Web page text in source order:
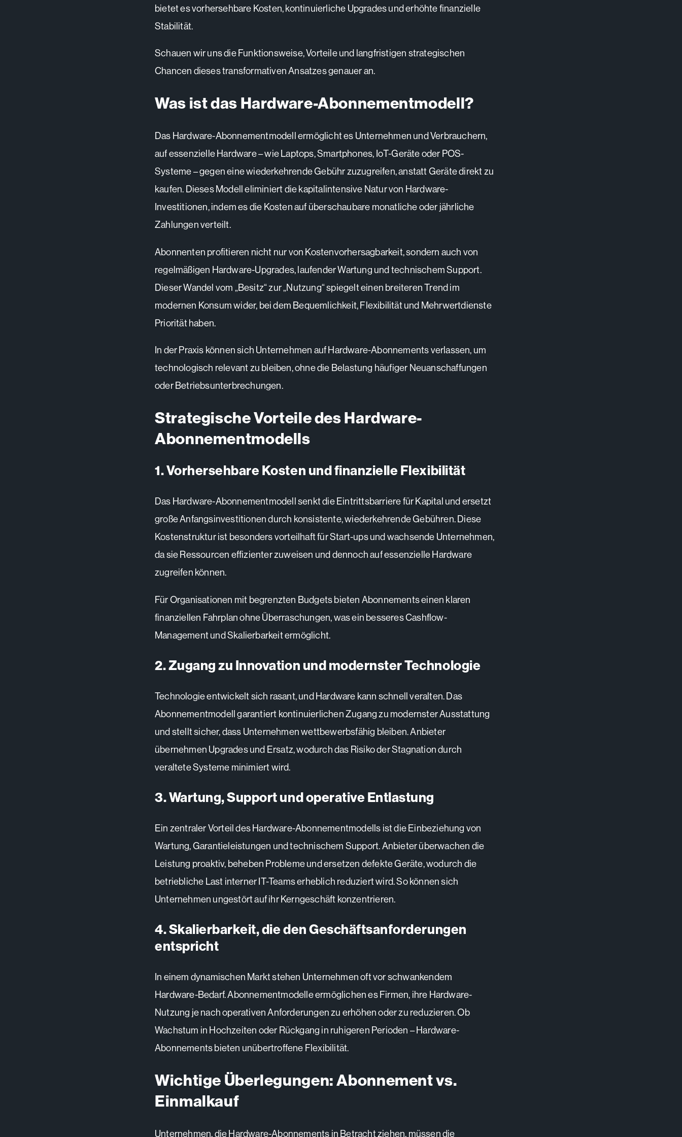
bietet es vorhersehbare Kosten, kontinuierliche Upgrades und erhöhte finanzielle
Stabilität.
Schauen wir uns die Funktionsweise, Vorteile und langfristigen strategischen
Chancen dieses transformativen Ansatzes genauer an.
Was ist das Hardware-Abonnementmodell?
Das Hardware-Abonnementmodell ermöglicht es Unternehmen und Verbrauchern,
auf essenzielle Hardware – wie Laptops, Smartphones, IoT-Geräte oder POS-
Systeme – gegen eine wiederkehrende Gebühr zuzugreifen, anstatt Geräte direkt zu
kaufen. Dieses Modell eliminiert die kapitalintensive Natur von Hardware-
Investitionen, indem es die Kosten auf überschaubare monatliche oder jährliche
Zahlungen verteilt.
Abonnenten profitieren nicht nur von Kostenvorhersagbarkeit, sondern auch von
regelmäßigen Hardware-Upgrades, laufender Wartung und technischem Support.
Dieser Wandel vom „Besitz“ zur „Nutzung“ spiegelt einen breiteren Trend im
modernen Konsum wider, bei dem Bequemlichkeit, Flexibilität und Mehrwertdienste
Priorität haben.
In der Praxis können sich Unternehmen auf Hardware-Abonnements verlassen, um
technologisch relevant zu bleiben, ohne die Belastung häufiger Neuanschaffungen
oder Betriebsunterbrechungen.
Strategische Vorteile des Hardware-
Abonnementmodells
1. Vorhersehbare Kosten und finanzielle Flexibilität
Das Hardware-Abonnementmodell senkt die Eintrittsbarriere für Kapital und ersetzt
große Anfangsinvestitionen durch konsistente, wiederkehrende Gebühren. Diese
Kostenstruktur ist besonders vorteilhaft für Start-ups und wachsende Unternehmen,
da sie Ressourcen effizienter zuweisen und dennoch auf essenzielle Hardware
zugreifen können.
Für Organisationen mit begrenzten Budgets bieten Abonnements einen klaren
finanziellen Fahrplan ohne Überraschungen, was ein besseres Cashflow-
Management und Skalierbarkeit ermöglicht.
2. Zugang zu Innovation und modernster Technologie
Technologie entwickelt sich rasant, und Hardware kann schnell veralten. Das
Abonnementmodell garantiert kontinuierlichen Zugang zu modernster Ausstattung
und stellt sicher, dass Unternehmen wettbewerbsfähig bleiben. Anbieter
übernehmen Upgrades und Ersatz, wodurch das Risiko der Stagnation durch
veraltete Systeme minimiert wird.
3. Wartung, Support und operative Entlastung
Ein zentraler Vorteil des Hardware-Abonnementmodells ist die Einbeziehung von
Wartung, Garantieleistungen und technischem Support. Anbieter überwachen die
Leistung proaktiv, beheben Probleme und ersetzen defekte Geräte, wodurch die
betriebliche Last interner IT-Teams erheblich reduziert wird. So können sich
Unternehmen ungestört auf ihr Kerngeschäft konzentrieren.
4. Skalierbarkeit, die den Geschäftsanforderungen
entspricht
In einem dynamischen Markt stehen Unternehmen oft vor schwankendem
Hardware-Bedarf. Abonnementmodelle ermöglichen es Firmen, ihre Hardware-
Nutzung je nach operativen Anforderungen zu erhöhen oder zu reduzieren. Ob
Wachstum in Hochzeiten oder Rückgang in ruhigeren Perioden – Hardware-
Abonnements bieten unübertroffene Flexibilität.
Wichtige Überlegungen: Abonnement vs.
Einmalkauf
Unternehmen, die Hardware-Abonnements in Betracht ziehen, müssen die